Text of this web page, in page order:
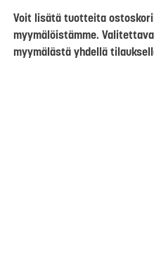
Voit lisätä tuotteita
myymälöistämme.
myymälästä yhdellä